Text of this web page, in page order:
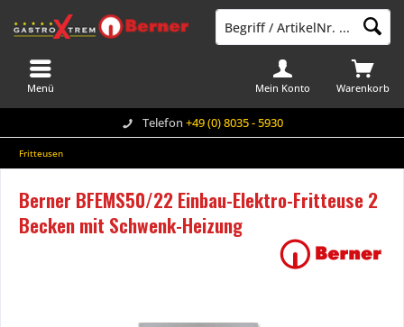
Telefon +49 (0) 8035 - 5930
Warenkorb
Mein Konto
Menü
Fritteusen
Berner BFEMS50/22 Einbau-Elektro-Fritteuse 2
Becken mit Schwenk-Heizung